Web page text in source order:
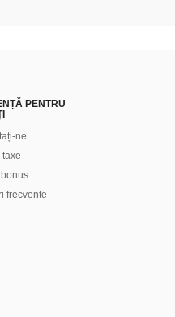
PENTRU
ne
taxe
frecvente